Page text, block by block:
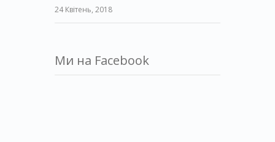
24 Квітень, 2018
Ми на Facebook